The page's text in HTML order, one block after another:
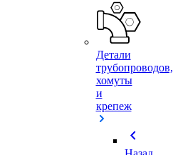
Детали
трубопроводов,
хомуты
и
крепеж
chevron_left